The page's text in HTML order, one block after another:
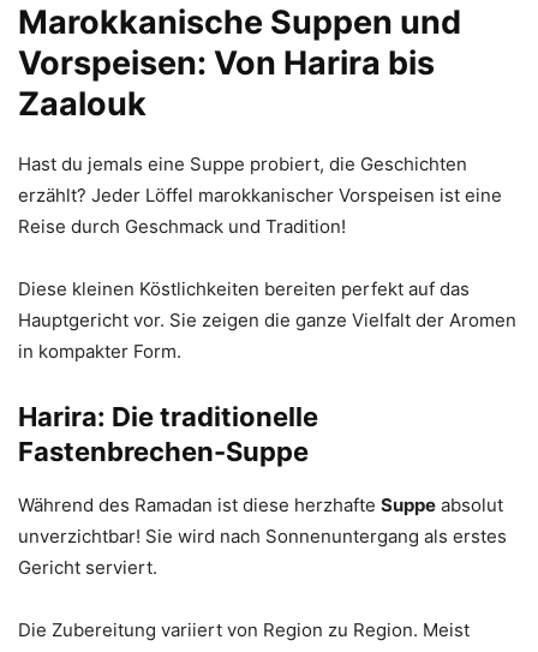
Marokkanische Suppen und
Vorspeisen: Von Harira bis
Zaalouk
Hast du jemals eine Suppe probiert, die Geschichten
erzählt? Jeder Löffel marokkanischer Vorspeisen ist eine
Reise durch Geschmack und Tradition!
Diese kleinen Köstlichkeiten bereiten perfekt auf das
Hauptgericht vor. Sie zeigen die ganze Vielfalt der Aromen
in kompakter Form.
Harira: Die traditionelle
Fastenbrechen-Suppe
Während des Ramadan ist diese herzhafte Suppe absolut
unverzichtbar! Sie wird nach Sonnenuntergang als erstes
Gericht serviert.
Die Zubereitung variiert von Region zu Region. Meist